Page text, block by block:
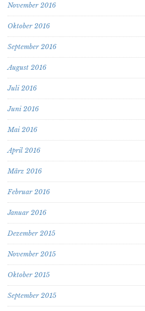
November 2016
Oktober 2016
September 2016
August 2016
Juli 2016
Juni 2016
Mai 2016
April 2016
März 2016
Februar 2016
Januar 2016
Dezember 2015
November 2015
Oktober 2015
September 2015